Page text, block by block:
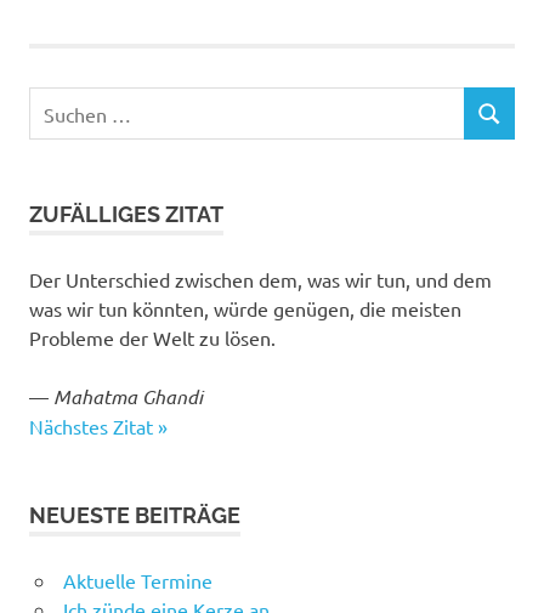
nach:
SUCHEN
ZUFÄLLIGES ZITAT
Der Unterschied zwischen dem, was wir tun, und dem
was wir tun könnten, würde genügen, die meisten
Probleme der Welt zu lösen.
— Mahatma Ghandi
Nächstes Zitat »
NEUESTE BEITRÄGE
Aktuelle Termine